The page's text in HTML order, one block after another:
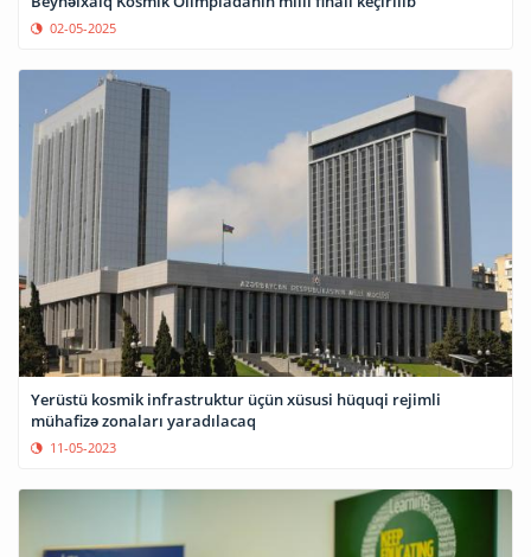
02-05-2025
Yerüstü kosmik infrastruktur üçün xüsusi hüquqi rejimli
mühafizə zonaları yaradılacaq
11-05-2023